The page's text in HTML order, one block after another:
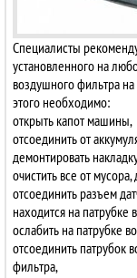
Специалисты
установленного на
воздушного фильтра
этого необходимо:
открыть капот машины,
отсоединить от
демонтировать
очистить все от
отсоединить разъем
находится на патрубке
ослабить на патрубке
отсоединить патрубок
фильтра,